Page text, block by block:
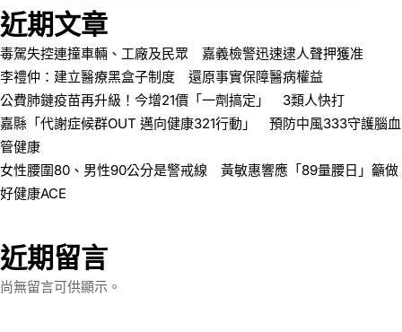
近期文章
毒駕失控連撞車輛、工廠及民眾 嘉義檢警迅速逮人聲押獲准
李禮仲：建立醫療黑盒子制度 還原事實保障醫病權益
公費肺鏈疫苗再升級！今增21價「一劑搞定」 3類人快打
嘉縣「代謝症候群OUT 邁向健康321行動」 預防中風333守護腦血
管健康
女性腰圍80、男性90公分是警戒線 黃敏惠響應「89量腰日」籲做
好健康ACE
近期留言
尚無留言可供顯示。